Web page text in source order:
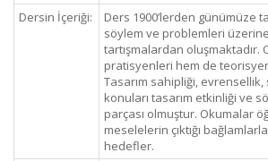
Dersin İçeriği:
Ders 1900’lerden günümüze
söylem ve problemleri
tartışmalardan oluşmaktadır.
pratisyenleri hem de
Tasarım sahipliği,
konuları tasarım etkinliği ve
parçası olmuştur. Okumalar
meselelerin çıktığı bağlamlarla
hedefler.